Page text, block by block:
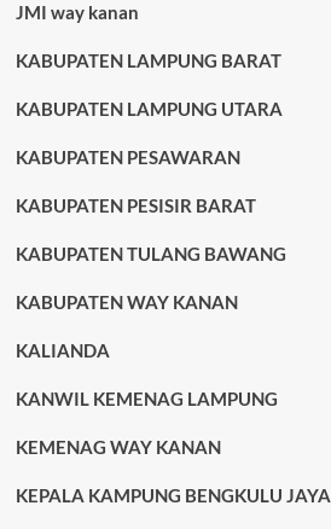
JMI way kanan
KABUPATEN LAMPUNG BARAT
KABUPATEN LAMPUNG UTARA
KABUPATEN PESAWARAN
KABUPATEN PESISIR BARAT
KABUPATEN TULANG BAWANG
KABUPATEN WAY KANAN
KALIANDA
KANWIL KEMENAG LAMPUNG
KEMENAG WAY KANAN
KEPALA KAMPUNG BENGKULU JAYA